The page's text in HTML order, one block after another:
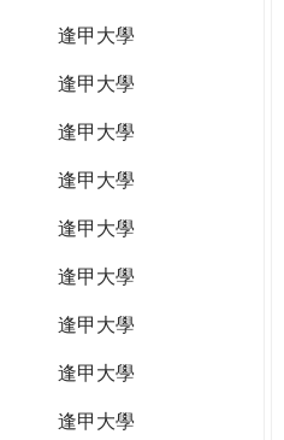
逢甲大學
逢甲大學
逢甲大學
逢甲大學
逢甲大學
逢甲大學
逢甲大學
逢甲大學
逢甲大學